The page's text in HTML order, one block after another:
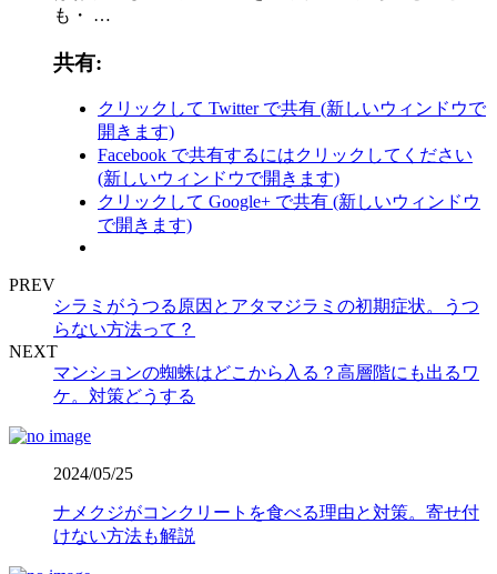
も・ …
共有:
クリックして Twitter で共有 (新しいウィンドウで
開きます)
Facebook で共有するにはクリックしてください
(新しいウィンドウで開きます)
クリックして Google+ で共有 (新しいウィンドウ
で開きます)
PREV
シラミがうつる原因とアタマジラミの初期症状。うつ
らない方法って？
NEXT
マンションの蜘蛛はどこから入る？高層階にも出るワ
ケ。対策どうする
2024/05/25
ナメクジがコンクリートを食べる理由と対策。寄せ付
けない方法も解説